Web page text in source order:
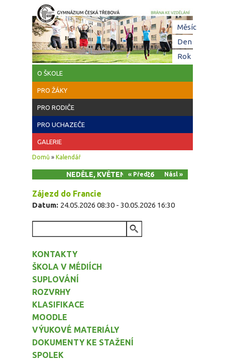
Přejít k hlavnímu obsahu
O ŠKOLE
PRO ŽÁKY
PRO RODIČE
PRO UCHAZEČE
GALERIE
Jste zde
Domů » Kalendář
NEDĚLE, KVĚTEN 24, 2026
« Před Násl »
Zájezd do Francie
Datum: 24.05.2026 08:30 - 30.05.2026 16:30
KONTAKTY
ŠKOLA V MÉDIÍCH
SUPLOVÁNÍ
ROZVRHY
KLASIFIKACE
MOODLE
VÝUKOVÉ MATERIÁLY
DOKUMENTY KE STAŽENÍ
SPOLEK
Měsíc
Den(aktivní
Rok